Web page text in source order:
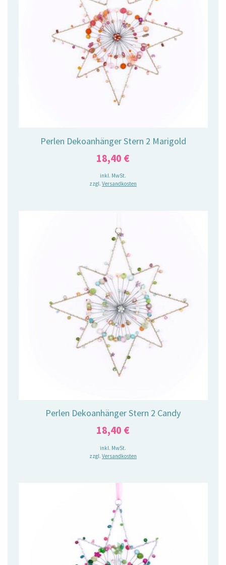
Perlen Dekoanhänger Stern 2 Marigold
18,40 €
inkl. MwSt.
zzgl. Versandkosten
Perlen Dekoanhänger Stern 2 Candy
18,40 €
inkl. MwSt.
zzgl. Versandkosten